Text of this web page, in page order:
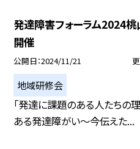
発達障害フォーラム2024
開催
公開日 2024/11/21
地域研修会
「発達に課題のある人たちの
ある発達障がい〜今伝えた...